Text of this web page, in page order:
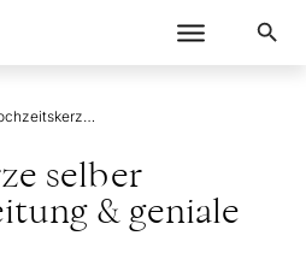
Hochzeitskerze selber machen: Anleitung & geniale Tipps
selber
& geniale